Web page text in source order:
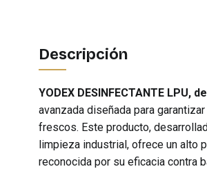
Descripción
YODEX DESINFECTANTE
avanzada diseñada para
frescos. Este producto,
limpieza industrial, ofrece un alto
reconocida por su eficacia contra